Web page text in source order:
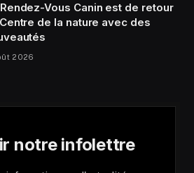
Vous Canin est de retour
de la nature avec des
2026
notre infolettre